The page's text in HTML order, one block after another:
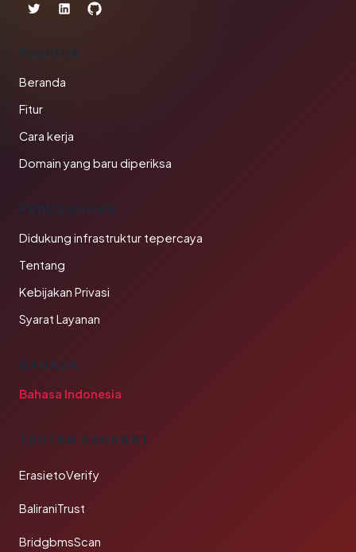
PRODUK
Beranda
Fitur
Cara kerja
Domain yang baru diperiksa
PERUSAHAAN
Didukung infrastruktur tepercaya
Tentang
Kebijakan Privasi
Syarat Layanan
BAHASA
Bahasa Indonesia
TAUTAN SAHABAT
ErasietoVerify
BaliraniTrust
BridgbmsScan